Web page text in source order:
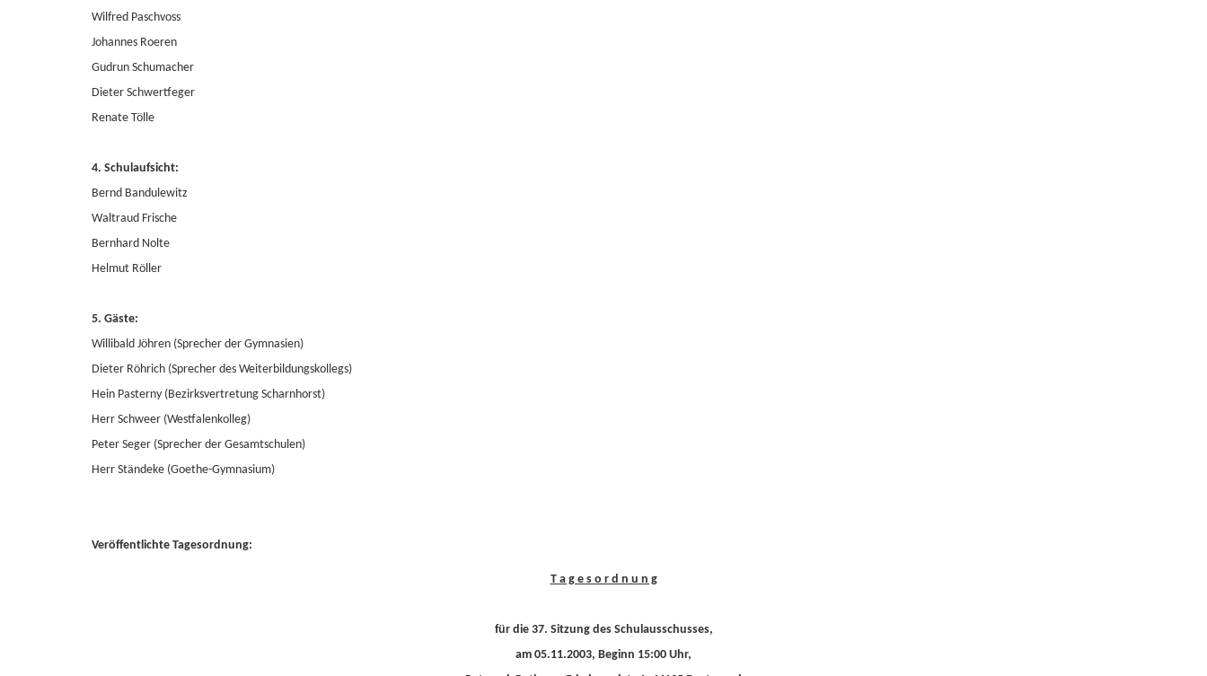
Wilfred Paschvoss
Johannes Roeren
Gudrun Schumacher
Dieter Schwertfeger
Renate Tölle
4. Schulaufsicht:
Bernd Bandulewitz
Waltraud Frische
Bernhard Nolte
Helmut Röller
5. Gäste:
Willibald Jöhren (Sprecher der Gymnasien)
Dieter Röhrich (Sprecher des Weiterbildungskollegs)
Hein Pasterny (Bezirksvertretung Scharnhorst)
Herr Schweer (Westfalenkolleg)
Peter Seger (Sprecher der Gesamtschulen)
Herr Ständeke (Goethe-Gymnasium)
Veröffentlichte Tagesordnung:
T a g e s o r d n u n g
für die 37. Sitzung des Schulausschusses,
am 05.11.2003, Beginn 15:00 Uhr,